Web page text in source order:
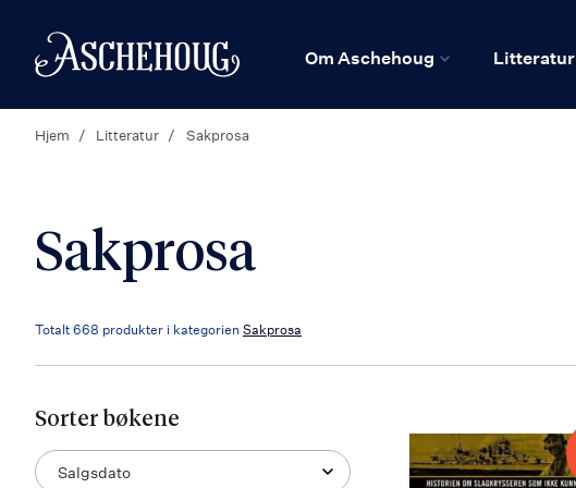
Hjem
Om Aschehoug Litteratur
Hjem Litteratur Sakprosa
Sakprosa
Totalt 668 produkter i kategorien Sakprosa
Sorter bøkene